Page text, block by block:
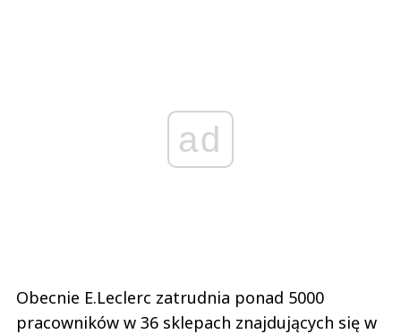
ad
Obecnie E.Leclerc zatrudnia ponad 5000
pracowników w 36 sklepach znajdujących się w